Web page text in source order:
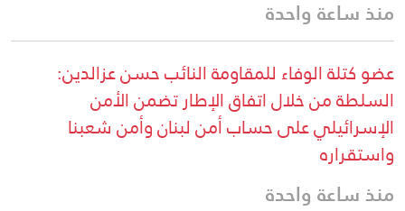
منذ ساعة واحدة
عضو كتلة الوفاء للمقاومة النائب حسن عزالدين:
السلطة من خلال اتفاق الإطار تضمن الأمن
الإسرائيلي على حساب أمن لبنان وأمن شعبنا
واستقراره
منذ ساعة واحدة